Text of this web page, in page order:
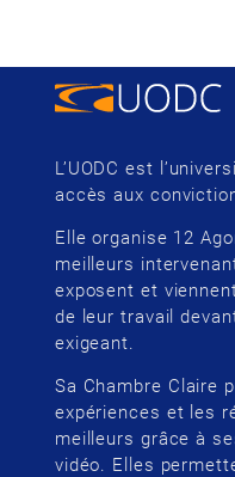
L’UODC est
accès aux
Elle organise 12
meilleurs
exposent et
de leur travail
exigeant.
Sa Chambre Claire
expériences et les
meilleurs grâce à
vidéo. Elles